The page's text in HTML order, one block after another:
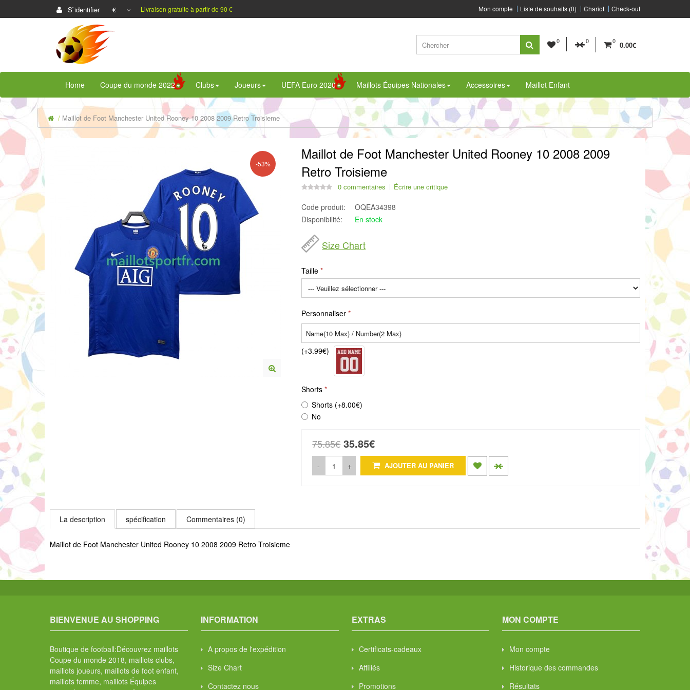
S`identifier € Livraison gratuite à partir de 90 € Mon compte Liste de souhaits (0) Chariot Check-out
0 0 0 0.00€
Home Coupe du monde 2022 Clubs Joueurs UEFA Euro 2020 Maillots Équipes Nationales Accessoires Maillot Enfant
Maillot de Foot Manchester United Rooney 10 2008 2009 Retro Troisieme
-53%
Maillot de Foot Manchester United Rooney 10 2008 2009
Retro Troisieme
0 commentaires Écrire une critique
Code produit:
OQEA34398
Disponibilité:
En stock
Size Chart
Taille
Personnaliser
(+3.99€)
Shorts
Shorts (+8.00€)
No
75.85€ 35.85€
- + AJOUTER AU PANIER
La description spécification Commentaires (0)
Maillot de Foot Manchester United Rooney 10 2008 2009 Retro Troisieme
BIENVENUE AU SHOPPING
Boutique de football:Découvrez maillots
Coupe du monde 2018, maillots clubs,
maillots joueurs, maillots de foot enfant,
maillots femme, maillots Équipes
INFORMATION
A propos de l'expédition
Size Chart
Contactez nous
EXTRAS
Certificats-cadeaux
Affiliés
Promotions
MON COMPTE
Mon compte
Historique des commandes
Résultats